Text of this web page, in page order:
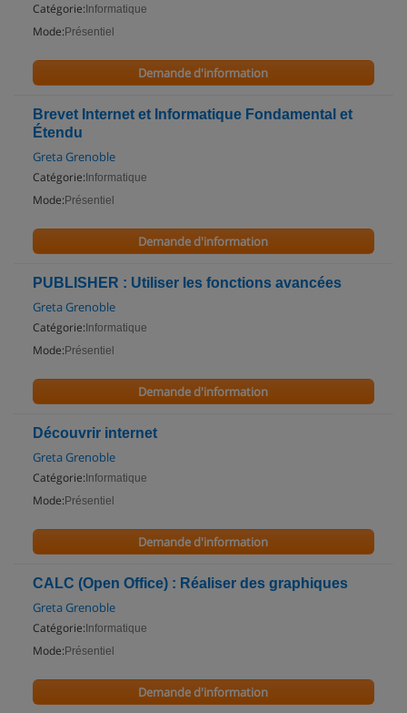
Catégorie: Informatique
Mode: Présentiel
Demande d'information
Brevet Internet et Informatique Fondamental et
Étendu
Greta Grenoble
Catégorie: Informatique
Mode: Présentiel
Demande d'information
PUBLISHER : Utiliser les fonctions avancées
Greta Grenoble
Catégorie: Informatique
Mode: Présentiel
Demande d'information
Découvrir internet
Greta Grenoble
Catégorie: Informatique
Mode: Présentiel
Demande d'information
CALC (Open Office) : Réaliser des graphiques
Greta Grenoble
Catégorie: Informatique
Mode: Présentiel
Demande d'information